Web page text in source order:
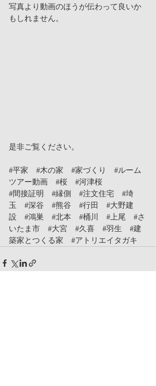
写真より動画のほうが伝わって良いか
もしれません。
是非ご覧ください。
#平家 #木の家 #家づくり
#ルーム
ツアー動画
#桜
#河津桜
#間接証明
#縁側 #注文住宅
#埼
玉
#深谷 #熊谷 #行田
#大野建
設
#鴻巣 #北本 #桶川 #上尾
#さ
いたま市
#大宮 #久喜 #羽生
#建
築家とつくる家
#アトリエイタガキ